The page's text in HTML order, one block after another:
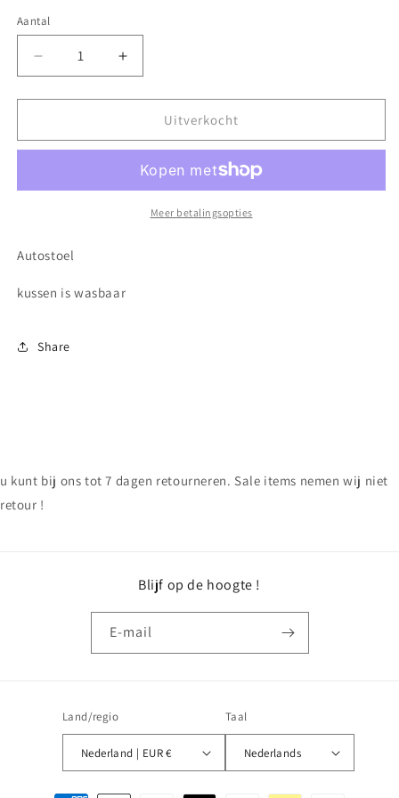
Aantal
Aantal
verlagen
voor
GG
Aantal
verhogen
voor
Autostoel
GG
Uitverkocht
Meer betalingsopties
Autostoel
kussen is wasbaar
Share
u kunt bij ons tot 7 dagen retourneren. Sale items nemen wij niet
retour !
Blijf op de hoogte !
E‑mail
Land/regio
Nederland | EUR €
Taal
Nederlands